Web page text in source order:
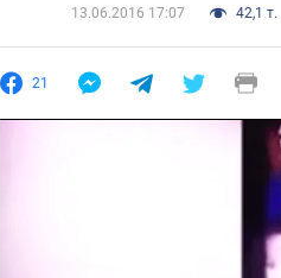
13.06.2016 17:07
42,1 т.
21